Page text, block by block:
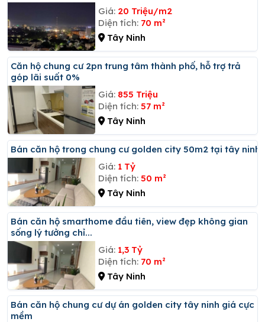
Giá: 20 Triệu/m2
Diện tích: 70 m²
Tây Ninh
Căn hộ chung cư 2pn trung tâm thành phố, hỗ trợ trả
góp lãi suất 0%
Giá: 855 Triệu
Diện tích: 57 m²
Tây Ninh
Bán căn hộ trong chung cư golden city 50m2 tại tây ninh
Giá: 1 Tỷ
Diện tích: 50 m²
Tây Ninh
Bán căn hộ smarthome đầu tiên, view đẹp không gian
sống lý tưởng chỉ...
Giá: 1,3 Tỷ
Diện tích: 70 m²
Tây Ninh
Bán căn hộ chung cư dự án golden city tây ninh giá cực
mềm